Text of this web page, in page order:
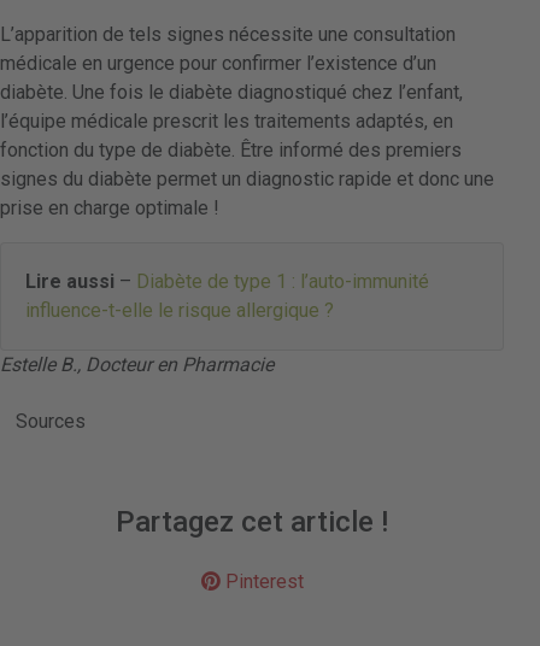
L’apparition de tels signes nécessite une consultation
médicale en urgence pour confirmer l’existence d’un
diabète. Une fois le diabète diagnostiqué chez l’enfant,
l’équipe médicale prescrit les traitements adaptés, en
fonction du type de diabète. Être informé des premiers
signes du diabète permet un diagnostic rapide et donc une
prise en charge optimale !
Lire aussi – Diabète de type 1 : l’auto-immunité
influence-t-elle le risque allergique ?
Estelle B., Docteur en Pharmacie
Sources
Partagez cet article !
Pinterest